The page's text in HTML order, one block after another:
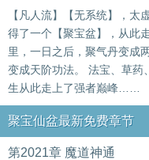
【凡人流】【无系统】，
得了一个【聚宝盆】，从此
里，一日之后，聚气丹变成
变成天阶功法。 法宝、草药
生从此走上了强者巅峰……
聚宝仙盆最新免费章节
第2021章 魔道神通